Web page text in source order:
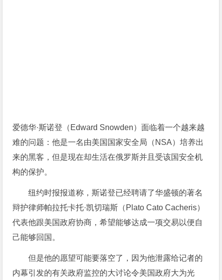
爱德华·斯诺登（Edward Snowden）面临着一个越来越
难的问题：他是一名由美国国家安全局（NSA）培养出
来的黑客，但是现在却生活在俄罗斯并且受该国安全机
构的保护。
纽约时报报道称，斯诺登已经聘请了华盛顿的著名
辩护律师帕拉托卡托·凯切瑞斯（Plato Cato Cacheris）
代表他跟美国政府协商，希望能够达成一项交易以便自
己能够回国。
但是他的愿望可能要落空了，因为他泄露给记者的
内幕引发的有关政府监控的大讨论令美国政府大为光